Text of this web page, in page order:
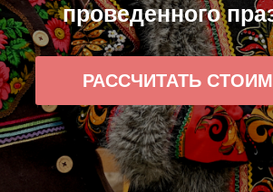
проведенного
РАССЧИТАТЬ